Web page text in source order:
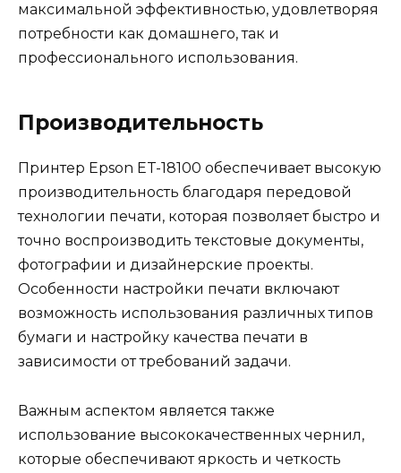
максимальной эффективностью, удовлетворяя
потребности как домашнего, так и
профессионального использования.
Производительность
Принтер Epson ET-18100 обеспечивает высокую
производительность благодаря передовой
технологии печати, которая позволяет быстро и
точно воспроизводить текстовые документы,
фотографии и дизайнерские проекты.
Особенности настройки печати включают
возможность использования различных типов
бумаги и настройку качества печати в
зависимости от требований задачи.
Важным аспектом является также
использование высококачественных чернил,
которые обеспечивают яркость и четкость